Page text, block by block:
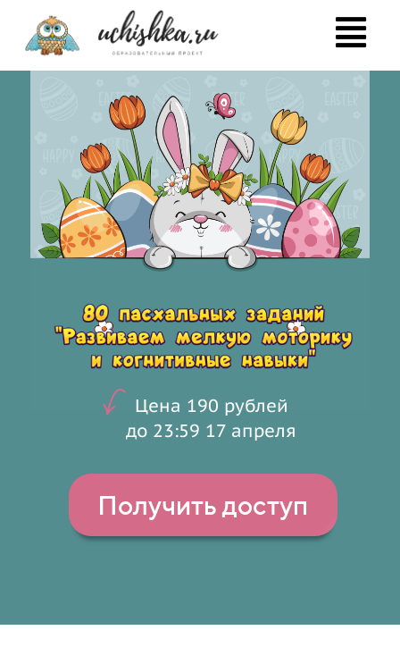
Получить доступ
Цена 190 рублей
до 23:59 17 апреля